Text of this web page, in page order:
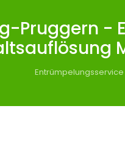
Pruggern -
Entrümpelungsservice